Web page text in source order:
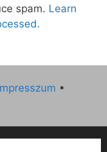
spam. Learn
•